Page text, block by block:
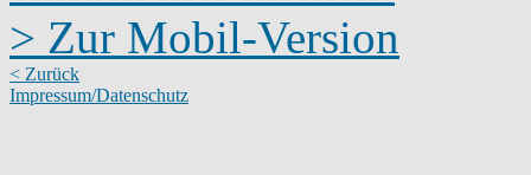
> Zur Mobil-Version
< Zurück
Impressum/Datenschutz